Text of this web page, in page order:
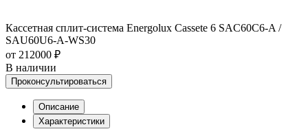
Кассетная сплит-система Energolux Cassete 6 SAC60C6-A /
SAU60U6-A-WS30
от 212000 ₽
В наличии
Проконсультироваться
Описание
Характеристики